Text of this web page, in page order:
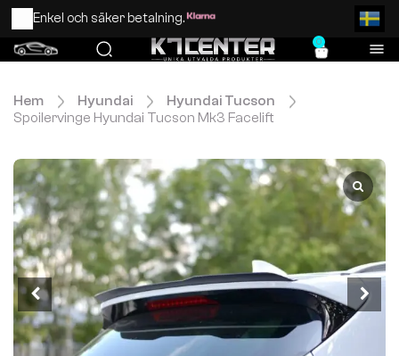
Enkel och säker betalning.
0
Hem Hyundai
Hyundai Tucson
Spoilervinge Hyundai Tucson Mk3 Facelift